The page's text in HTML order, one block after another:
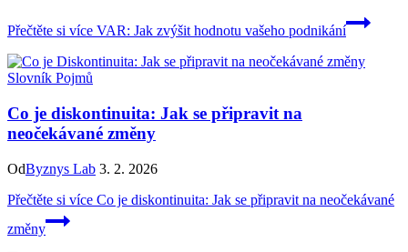
Přečtěte si více VAR: Jak zvýšit hodnotu vašeho podnikání
Slovník Pojmů
Co je diskontinuita: Jak se připravit na
neočekávané změny
OdByznys Lab 3. 2. 2026
Přečtěte si více Co je diskontinuita: Jak se připravit na neočekávané
změny